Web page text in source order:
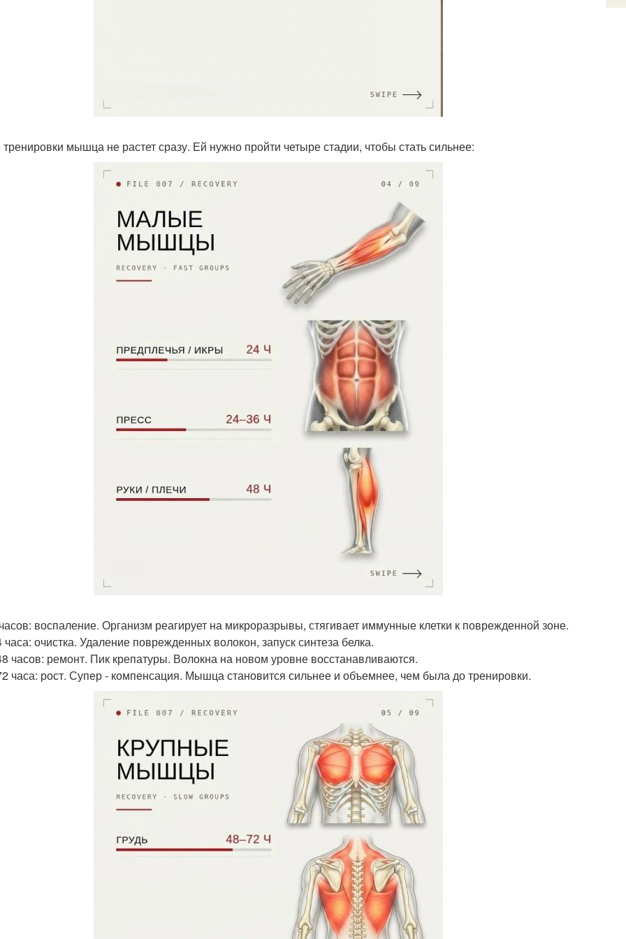
мышца не растет сразу. Ей нужно пройти четыре стадии, чтобы стать сильнее:
воспаление. Организм реагирует на микроразрывы, стягивает иммунные клетки к поврежденной зоне.
часа: очистка. Удаление поврежденных волокон, запуск синтеза белка.
часов: ремонт. Пик крепатуры. Волокна на новом уровне восстанавливаются.
часа: рост. Супер - компенсация. Мышца становится сильнее и объемнее, чем была до тренировки.